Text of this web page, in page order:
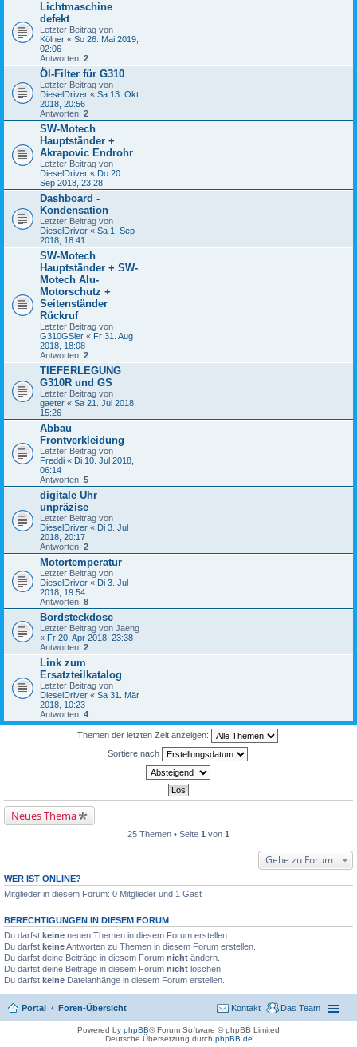
Lichtmaschine
defekt
Letzter Beitrag von
Kölner « So 26. Mai 2019,
02:06
Antworten: 2
Öl-Filter für G310
Letzter Beitrag von
DieselDriver « Sa 13. Okt
2018, 20:56
Antworten: 2
SW-Motech
Hauptständer +
Akrapovic Endrohr
Letzter Beitrag von
DieselDriver « Do 20.
Sep 2018, 23:28
Dashboard -
Kondensation
Letzter Beitrag von
DieselDriver « Sa 1. Sep
2018, 18:41
SW-Motech
Hauptständer + SW-
Motech Alu-
Motorschutz +
Seitenständer
Rückruf
Letzter Beitrag von
G310GSler « Fr 31. Aug
2018, 18:08
Antworten: 2
TIEFERLEGUNG
G310R und GS
Letzter Beitrag von
gaeter « Sa 21. Jul 2018,
15:26
Abbau
Frontverkleidung
Letzter Beitrag von
Freddi « Di 10. Jul 2018,
06:14
Antworten: 5
digitale Uhr
unpräzise
Letzter Beitrag von
DieselDriver « Di 3. Jul
2018, 20:17
Antworten: 2
Motortemperatur
Letzter Beitrag von
DieselDriver « Di 3. Jul
2018, 19:54
Antworten: 8
Bordsteckdose
Letzter Beitrag von Jaeng
« Fr 20. Apr 2018, 23:38
Antworten: 2
Link zum
Ersatzteilkatalog
Letzter Beitrag von
DieselDriver « Sa 31. Mär
2018, 10:23
Antworten: 4
Themen der letzten Zeit anzeigen:
Sortiere nach
Neues Thema
25 Themen • Seite 1 von 1
Gehe zu Forum
WER IST ONLINE?
Mitglieder in diesem Forum: 0 Mitglieder und 1 Gast
BERECHTIGUNGEN IN DIESEM FORUM
Du darfst keine neuen Themen in diesem Forum erstellen.
Du darfst keineAntworten zu Themen in diesem Forum erstellen.
Du darfst deine Beiträge in diesem Forum nicht ändern.
Du darfst deine Beiträge in diesem Forum nicht löschen.
Du darfst keine Dateianhänge in diesem Forum erstellen.
Portal Foren-Übersicht Das Team
Kontakt
Powered by phpBB® Forum Software © phpBB Limited
Deutsche Übersetzung durch phpBB.de